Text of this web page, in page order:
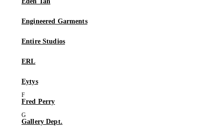
Engineered Garments
Entire Studios
ERL
Eytys
Fred Perry
Gallery Dept.